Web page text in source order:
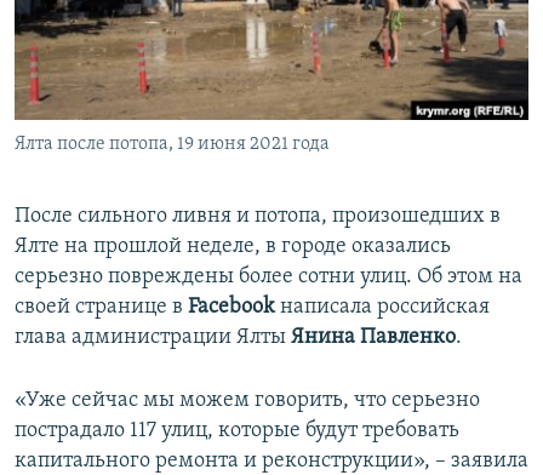
ПОБЕДИТЕЛЕЙ НЕ СУДЯТ?
КРЫМ.НЕПОКОРЕННЫЙ
ELIFBE
УКРАИНСКАЯ ПРОБЛЕМА КРЫМА
ПРИСОЕДИНЯЙТЕСЬ!
Ялта после потопа, 19 июня 2021 года
После сильного ливня и потопа, произошедших в
Ялте на прошлой неделе, в городе оказались
серьезно повреждены более сотни улиц. Об этом на
своей странице в Facebookнаписала российская
глава администрации Ялты Янина Павленко.
«Уже сейчас мы можем говорить, что серьезно
пострадало 117 улиц, которые будут требовать
капитального ремонта и реконструкции», – заявила